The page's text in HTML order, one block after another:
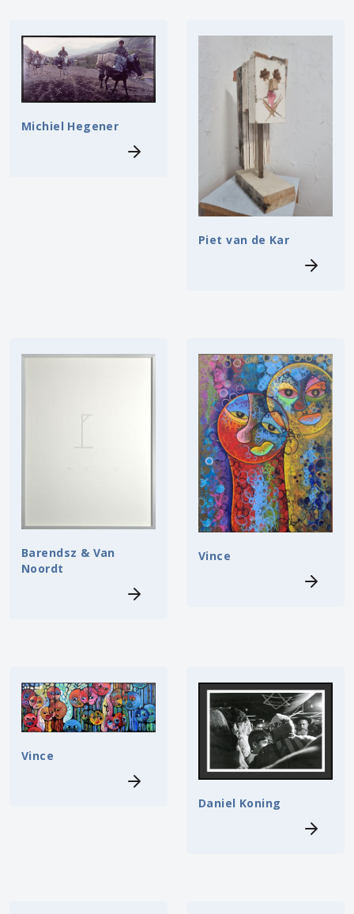
Michiel Hegener
Piet van de Kar
Barendsz & Van
Noordt
Vince
Vince
Daniel Koning